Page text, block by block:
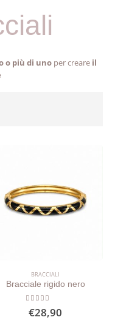
o più di uno per creare il
BRACCIALI
Bracciale rigido nero
out of 5
€28,90